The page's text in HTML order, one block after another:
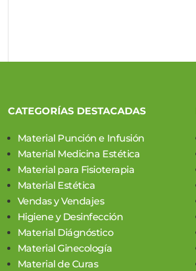
CATEGORÍAS DESTACADAS
Material Punción e Infusión
Material Medicina Estética
Material para Fisioterapia
Material Estética
Vendas y Vendajes
Higiene y Desinfección
Material Diágnóstico
Material Ginecología
Material de Curas